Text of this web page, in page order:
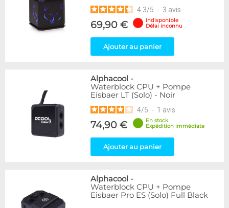
4.3/5 - 3 avis
69,90 €
Indisponible
Délai inconnu
Ajouter au panier
Alphacool -
Waterblock CPU + Pompe
Eisbaer LT (Solo) - Noir
4/5 - 1 avis
74,90 €
En stock
Expédition immédiate
Ajouter au panier
Alphacool -
Waterblock CPU + Pompe
Eisbaer Pro ES (Solo) Full Black